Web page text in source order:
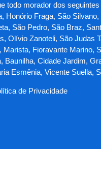
todo morador dos
Honório Fraga, São
São Pedro, São Braz,
Olívio Zanoteli, São Judas
Marista, Fioravante Marino,
Baunilha, Cidade Jardim,
Esmênia, Vicente Suella,
de Privacidade